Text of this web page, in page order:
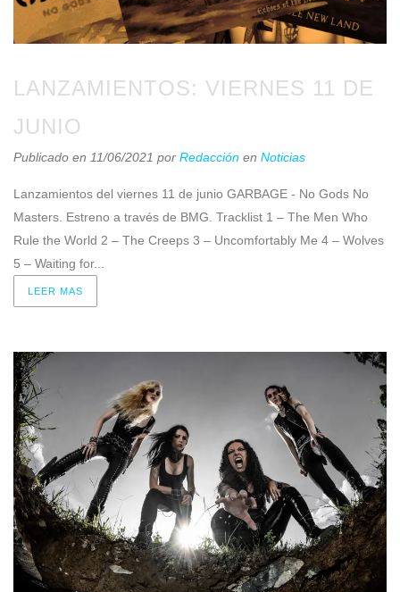
LANZAMIENTOS: VIERNES 11 DE
JUNIO
Publicado en 11/06/2021 por Redacción en Noticias
Lanzamientos del viernes 11 de junio GARBAGE - No Gods No
Masters. Estreno a través de BMG. Tracklist 1 – The Men Who
Rule the World 2 – The Creeps 3 – Uncomfortably Me 4 – Wolves
5 – Waiting for...
LEER MAS